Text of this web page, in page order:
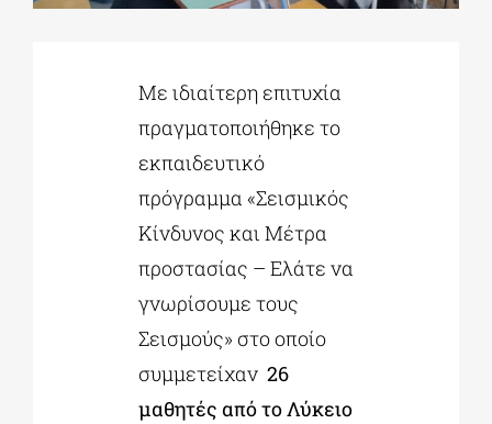
ΕΚΠΑΙΔΕΥΤΙΚΑ ΙΔΡΥΜΑΤΑ
ΠΟΛΙΤΙΣΤΙΚΟΙ ΦΟΡΕΙΣ
Με ιδιαίτερη επιτυχία
πραγματοποιήθηκε το
εκπαιδευτικό
πρόγραμμα «Σεισμικός
Κίνδυνος και Μέτρα
προστασίας – Ελάτε να
γνωρίσουμε τους
Σεισμούς» στο οποίο
συμμετείχαν 26
μαθητές από το Λύκειο